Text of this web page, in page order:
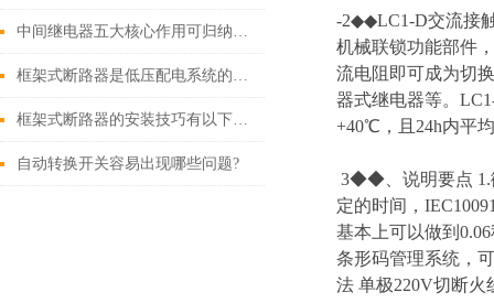
中间继电器五大核心作用可归纳如下
框架式断路器是低压配电系统的核心保护设备
框架式断路器的安装技巧有以下这些
自动转换开关容易出现哪些问题?
-2◆◆LC1-D交流接
机械联锁功能部件
流电阻即可成为切
器式继电器等。
+40℃，且24h内平
3◆◆、说明要点 1.
定的时间，
基本上可以做到
条形码管理系统，
法 单极220V切断火